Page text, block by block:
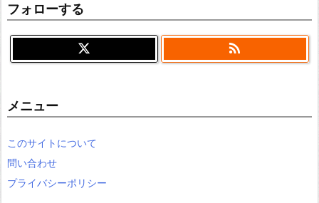
フォローする

メニュー
このサイトについて
問い合わせ
プライバシーポリシー